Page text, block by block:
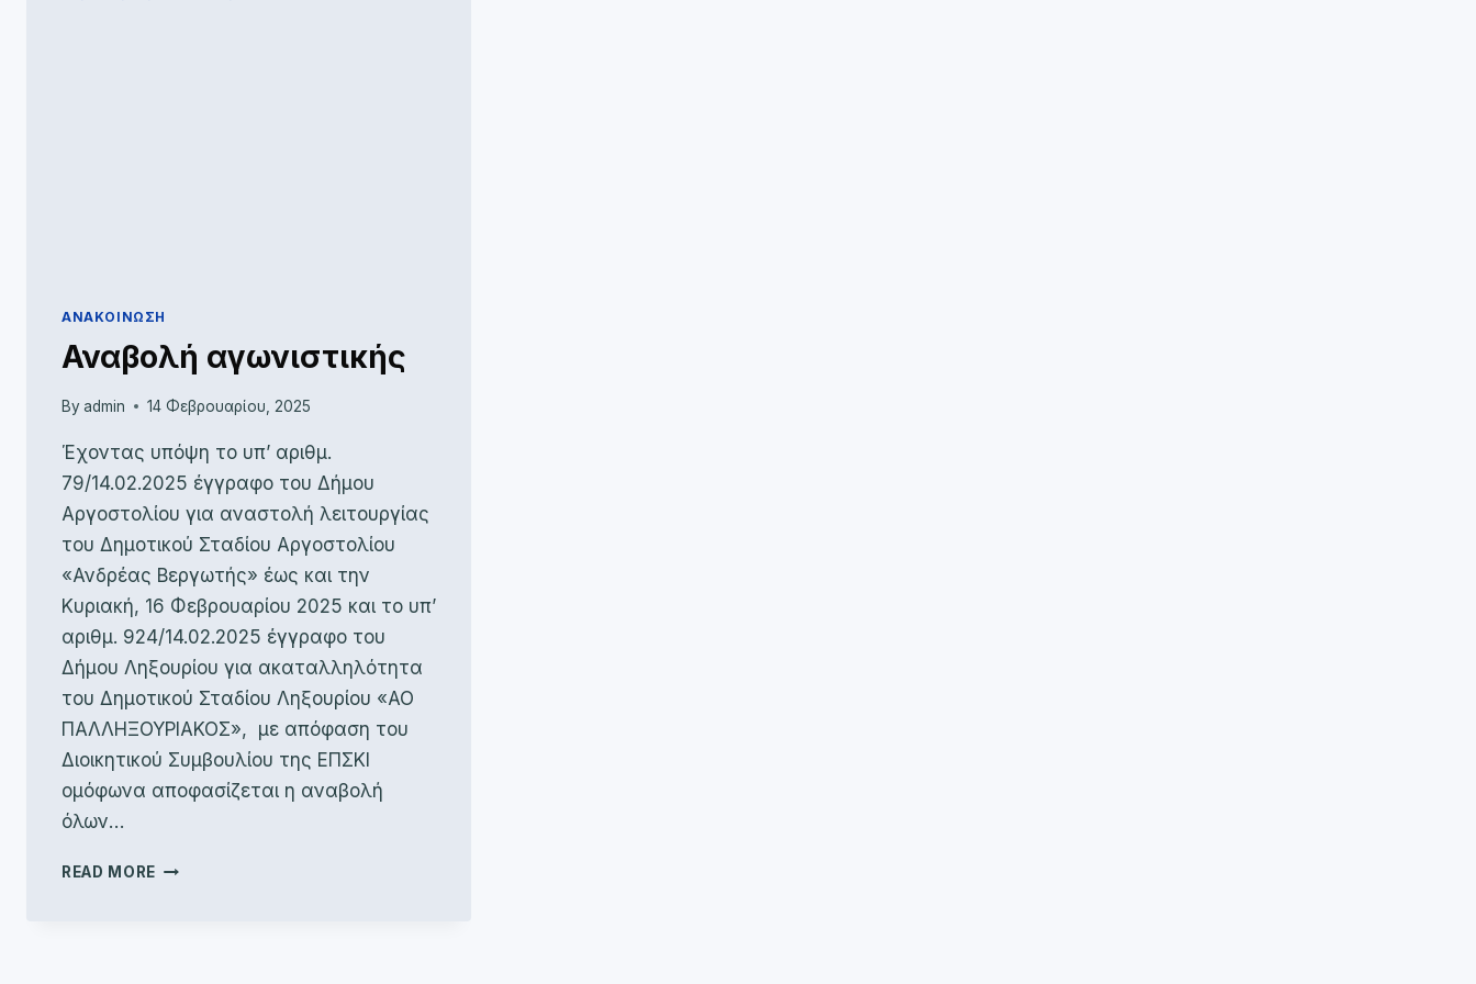
ΑΝΑΚΟΊΝΩΣΗ
Αναβολή αγωνιστικής
By admin 14 Φεβρουαρίου, 2025
Έχοντας υπόψη το υπ’ αριθμ.
79/14.02.2025 έγγραφο του Δήμου
Αργοστολίου για αναστολή λειτουργίας
του Δημοτικού Σταδίου Αργοστολίου
«Ανδρέας Βεργωτής» έως και την
Κυριακή, 16 Φεβρουαρίου 2025 και το υπ’
αριθμ. 924/14.02.2025 έγγραφο του
Δήμου Ληξουρίου για ακαταλληλότητα
του Δημοτικού Σταδίου Ληξουρίου «ΑΟ
ΠΑΛΛΗΞΟΥΡΙΑΚΟΣ», με απόφαση του
Διοικητικού Συμβουλίου της ΕΠΣΚΙ
ομόφωνα αποφασίζεται η αναβολή
όλων…
READ MORE ΑΝΑΒΟΛΉ